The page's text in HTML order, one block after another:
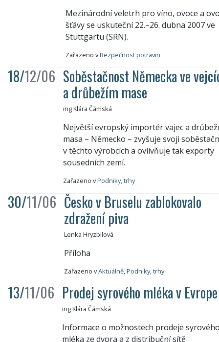
Mezinárodní veletrh pro víno, ovoce a
šťávy se uskuteční 22.–26. dubna 2007 ve
Stuttgartu (SRN).
Zařazeno vBezpečnost potravin
18/12/06 Soběstačnost Německa ve
a drůbežím mase
ing Klára Čámská
Největší evropský importér vajec a
masa – Německo – zvyšuje svoji
v těchto výrobcích a ovlivňuje tak exporty
sousedních zemí.
Zařazeno vPodniky, trhy
30/11/06 Česko v Bruselu zablokovalo
zdražení piva
Lenka Hryzbilová
Příloha
Zařazeno vAktuálně,Podniky, trhy
13/11/06 Prodej syrového mléka v Evrope
ing Klára Čámská
Informace o možnostech prodeje
mléka ze dvora a z distribuční sítě